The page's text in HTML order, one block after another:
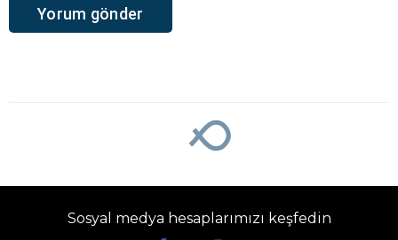
Sosyal medya hesaplarımızı keşfedin